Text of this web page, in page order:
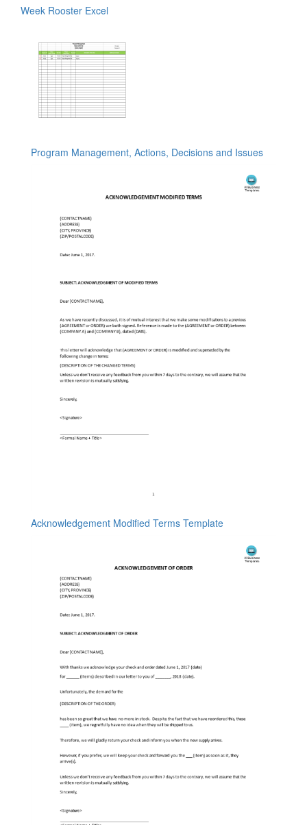
Week Rooster Excel
Program Management, Actions, Decisions and Issues
Acknowledgement Modified Terms Template